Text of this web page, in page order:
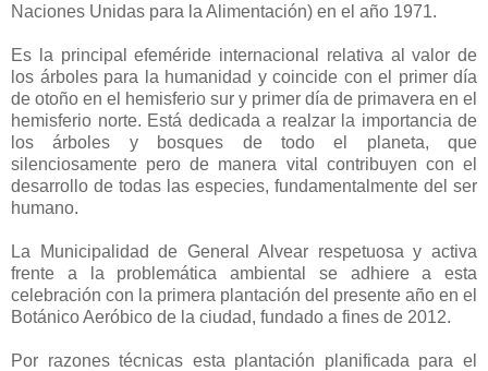
Naciones Unidas para la Alimentación) en el año 1971.
Es la principal efeméride internacional relativa al valor de
los árboles para la humanidad y coincide con el primer día
de otoño en el hemisferio sur y primer día de primavera en el
hemisferio norte. Está dedicada a realzar la importancia de
los árboles y bosques de todo el planeta, que
silenciosamente pero de manera vital contribuyen con el
desarrollo de todas las especies, fundamentalmente del ser
humano.
La Municipalidad de General Alvear respetuosa y activa
frente a la problemática ambiental se adhiere a esta
celebración con la primera plantación del presente año en el
Botánico Aeróbico de la ciudad, fundado a fines de 2012.
Por razones técnicas esta plantación planificada para el